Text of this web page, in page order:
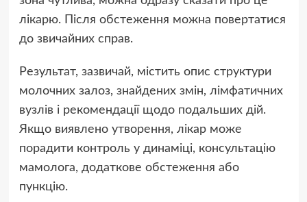
лікарю. Після обстеження можна повертатися
до звичайних справ.
Результат, зазвичай, містить опис структури
молочних залоз, знайдених змін, лімфатичних
вузлів і рекомендації щодо подальших дій.
Якщо виявлено утворення, лікар може
порадити контроль у динаміці, консультацію
мамолога, додаткове обстеження або
пункцію.